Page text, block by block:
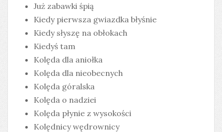
Już zabawki śpią
Kiedy pierwsza gwiazdka błyśnie
Kiedy słyszę na obłokach
Kiedyś tam
Kolęda dla aniołka
Kolęda dla nieobecnych
Kolęda góralska
Kolęda o nadziei
Kolęda płynie z wysokości
Kolędnicy wędrownicy